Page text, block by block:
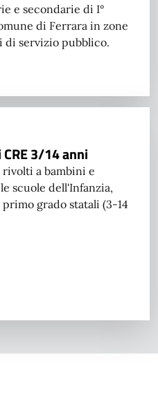
e secondarie di I°
di Ferrara in zone
di servizio pubblico.
3/14 anni
rivolti a bambini e
scuole dell'Infanzia,
grado statali (3-14